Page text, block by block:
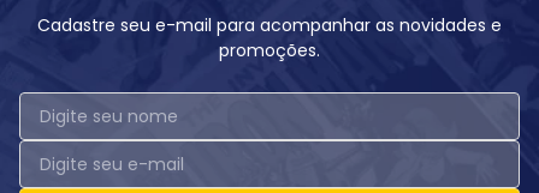
Cadastre seu e-mail para acompanhar as novidades e
promoções.